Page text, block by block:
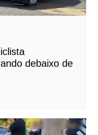
debaixo de